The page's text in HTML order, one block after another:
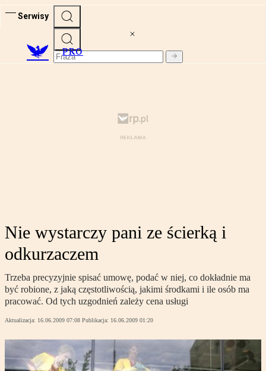
Serwisy
PRO
Nie wystarczy pani ze ścierką i
odkurzaczem
Trzeba precyzyjnie spisać umowę, podać w niej, co dokładnie ma
być robione, z jaką częstotliwością, jakimi środkami i ile osób ma
pracować. Od tych uzgodnień zależy cena usługi
Aktualizacja: 16.06.2009 07:08 Publikacja: 16.06.2009 01:20